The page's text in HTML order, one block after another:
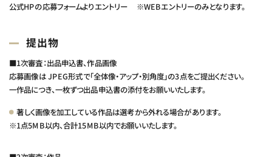
公式HPの応募フォームよりエントリー ※WEBエントリーのみとなります。
提出物
■1次審査：出品申込書、作品画像
応募画像は JPEG形式で「全体像・アップ・別角度」の3点をご提出ください。
一作品につき、一枚ずつ出品申込書の添付をお願いいたします。
著しく画像を加工している作品は選考から外れる場合があります。
※1点5MB以内、合計15MB以内でお願いいたします。